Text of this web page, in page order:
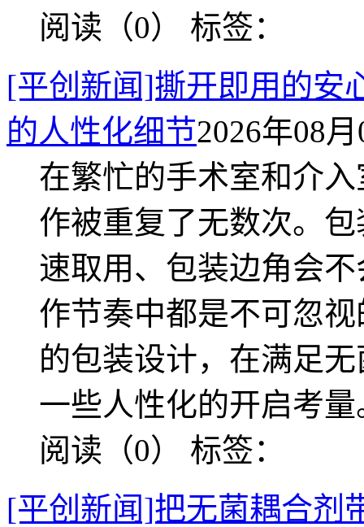
阅读（0） 标签：
[平创新闻]撕开即用的
的人性化细节2026年08
在繁忙的手术室和介
作被重复了无数次。
速取用、包装边角会
作节奏中都是不可忽
的包装设计，在满足
一些人性化的开启考量
阅读（0） 标签：
[平创新闻]把无菌耦合